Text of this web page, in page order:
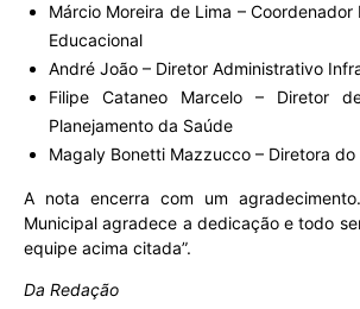
Márcio Moreira de Lima – Coordenador
Educacional
André João – Diretor Administrativo
Filipe Cataneo Marcelo – Diretor
Planejamento da Saúde
Magaly Bonetti Mazzucco – Diretora do
A nota encerra com um
Municipal agradece a dedicação e todo
equipe acima citada”.
Da Redação